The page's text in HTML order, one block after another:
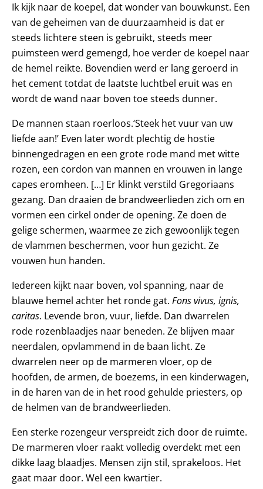
Ik kijk naar de koepel, dat wonder van bouwkunst. Een
van de geheimen van de duurzaamheid is dat er
steeds lichtere steen is gebruikt, steeds meer
puimsteen werd gemengd, hoe verder de koepel naar
de hemel reikte. Bovendien werd er lang geroerd in
het cement totdat de laatste luchtbel eruit was en
wordt de wand naar boven toe steeds dunner.
De mannen staan roerloos.‘Steek het vuur van uw
liefde aan!’ Even later wordt plechtig de hostie
binnengedragen en een grote rode mand met witte
rozen, een cordon van mannen en vrouwen in lange
capes eromheen. […] Er klinkt verstild Gregoriaans
gezang. Dan draaien de brandweerlieden zich om en
vormen een cirkel onder de opening. Ze doen de
gelige schermen, waarmee ze zich gewoonlijk tegen
de vlammen beschermen, voor hun gezicht. Ze
vouwen hun handen.
Iedereen kijkt naar boven, vol spanning, naar de
blauwe hemel achter het ronde gat. Fons vivus, ignis,
caritas. Levende bron, vuur, liefde. Dan dwarrelen
rode rozenblaadjes naar beneden. Ze blijven maar
neerdalen, opvlammend in de baan licht. Ze
dwarrelen neer op de marmeren vloer, op de
hoofden, de armen, de boezems, in een kinderwagen,
in de haren van de in het rood gehulde priesters, op
de helmen van de brandweerlieden.
Een sterke rozengeur verspreidt zich door de ruimte.
De marmeren vloer raakt volledig overdekt met een
dikke laag blaadjes. Mensen zijn stil, sprakeloos. Het
gaat maar door. Wel een kwartier.